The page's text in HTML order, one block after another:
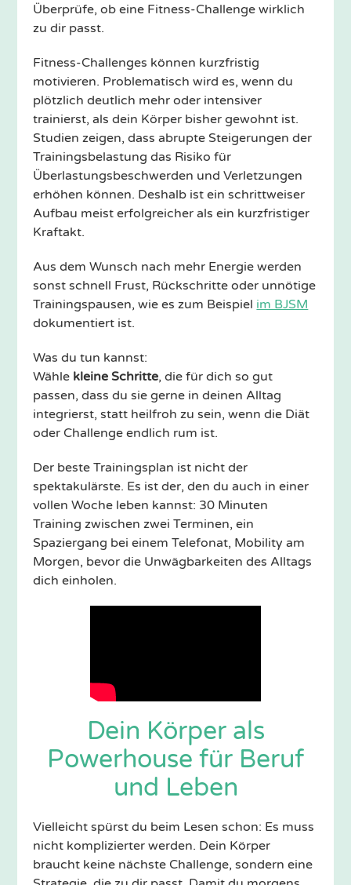
Überprüfe, ob eine Fitness-Challenge wirklich
zu dir passt.
Fitness-Challenges können kurzfristig
motivieren. Problematisch wird es, wenn du
plötzlich deutlich mehr oder intensiver
trainierst, als dein Körper bisher gewohnt ist.
Studien zeigen, dass abrupte Steigerungen der
Trainingsbelastung das Risiko für
Überlastungsbeschwerden und Verletzungen
erhöhen können. Deshalb ist ein schrittweiser
Aufbau meist erfolgreicher als ein kurzfristiger
Kraftakt.
Aus dem Wunsch nach mehr Energie werden
sonst schnell Frust, Rückschritte oder unnötige
Trainingspausen, wie es zum Beispiel im BJSM
dokumentiert ist.
Was du tun kannst:
Wähle kleine Schritte, die für dich so gut
passen, dass du sie gerne in deinen Alltag
integrierst, statt heilfroh zu sein, wenn die Diät
oder Challenge endlich rum ist.
Der beste Trainingsplan ist nicht der
spektakulärste. Es ist der, den du auch in einer
vollen Woche leben kannst: 30 Minuten
Training zwischen zwei Terminen, ein
Spaziergang bei einem Telefonat, Mobility am
Morgen, bevor die Unwägbarkeiten des Alltags
dich einholen.
Dein Körper als
Powerhouse für Beruf
und Leben
Vielleicht spürst du beim Lesen schon: Es muss
nicht komplizierter werden. Dein Körper
braucht keine nächste Challenge, sondern eine